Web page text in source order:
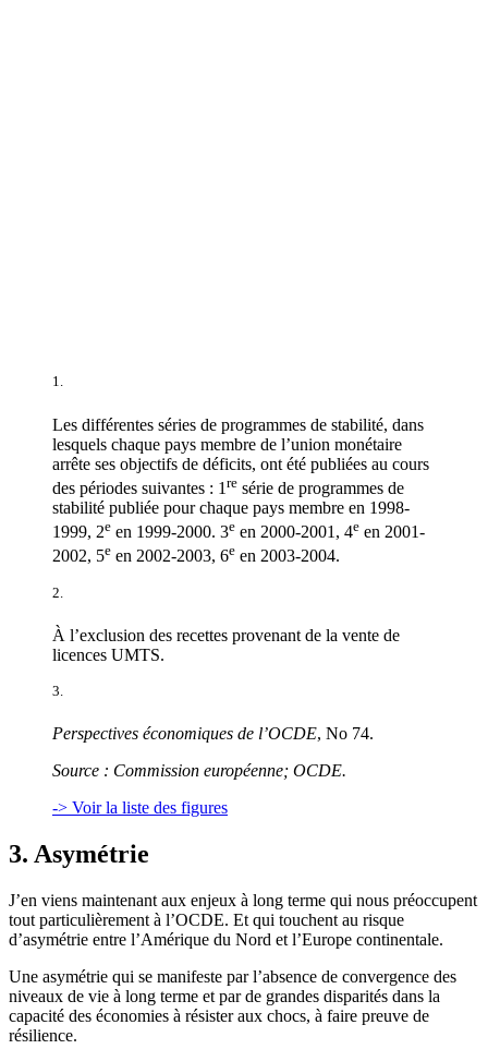
1.
Les différentes séries de programmes de stabilité, dans
lesquels chaque pays membre de l’union monétaire
arrête ses objectifs de déficits, ont été publiées au cours
des périodes suivantes : 1 re série de programmes de
stabilité publiée pour chaque pays membre en 1998-
1999, 2e en 1999-2000. 3e en 2000-2001, 4e en 2001-
2002, 5e en 2002-2003, 6e en 2003-2004.
2.
À l’exclusion des recettes provenant de la vente de
licences UMTS.
3.
Perspectives économiques de l’OCDE, No 74.
Source : Commission européenne; OCDE.
-> Voir la liste des figures
3. Asymétrie
J’en viens maintenant aux enjeux à long terme qui nous préoccupent
tout particulièrement à l’OCDE. Et qui touchent au risque
d’asymétrie entre l’Amérique du Nord et l’Europe continentale.
Une asymétrie qui se manifeste par l’absence de convergence des
niveaux de vie à long terme et par de grandes disparités dans la
capacité des économies à résister aux chocs, à faire preuve de
résilience.